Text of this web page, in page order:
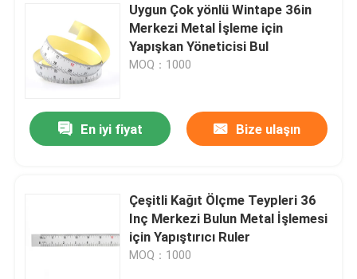
Uygun Çok yönlü Wintape 36in
Merkezi Metal İşleme için
Yapışkan Yöneticisi Bul
MOQ：1000
En iyi fiyat Bize ulaşın
Çeşitli Kağıt Ölçme Teypleri 36
Inç Merkezi Bulun Metal İşlemesi
için Yapıştırıcı Ruler
MOQ：1000